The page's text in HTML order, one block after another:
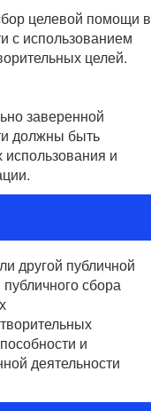
целевой помощи в
с использованием
целей.
заверенной
должны быть
использования и
другой публичной
сбора
и
деятельности